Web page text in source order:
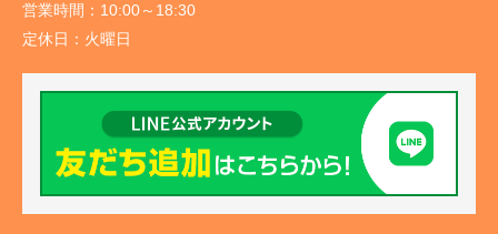
営業時間： 10:00～18:30
定休日： 火曜日